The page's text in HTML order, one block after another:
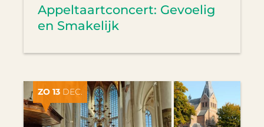
Appeltaartconcert: Gevoelig
en Smakelijk
ZO 13 DEC.